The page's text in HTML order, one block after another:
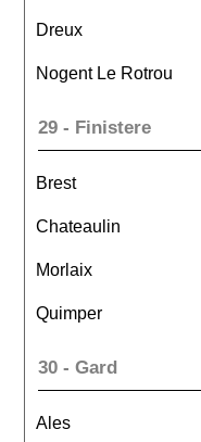
Dreux
Nogent Le Rotrou
29 - Finistere
Brest
Chateaulin
Morlaix
Quimper
30 - Gard
Ales